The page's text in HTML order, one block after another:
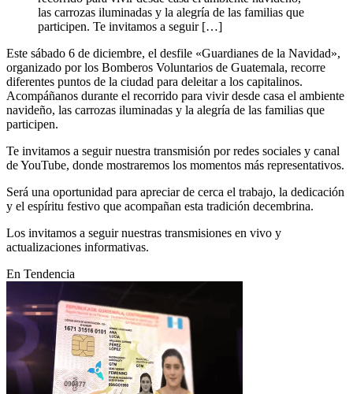
las carrozas iluminadas y la alegría de las familias que
participen. Te invitamos a seguir […]
Este sábado 6 de diciembre, el desfile «Guardianes de la Navidad»,
organizado por los Bomberos Voluntarios de Guatemala, recorre
diferentes puntos de la ciudad para deleitar a los capitalinos.
Acompáñanos durante el recorrido para vivir desde casa el ambiente
navideño, las carrozas iluminadas y la alegría de las familias que
participen.
Te invitamos a seguir nuestra transmisión por redes sociales y canal
de YouTube, donde mostraremos los momentos más representativos.
Será una oportunidad para apreciar de cerca el trabajo, la dedicación
y el espíritu festivo que acompañan esta tradición decembrina.
Los invitamos a seguir nuestras transmisiones en vivo y
actualizaciones informativas.
En Tendencia